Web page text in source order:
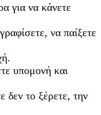
για να κάνετε
να παίξετε
υπομονή και
δεν το ξέρετε, την